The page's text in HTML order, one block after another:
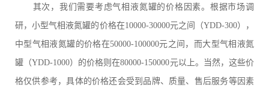
其次，我们需要考虑气相液氮罐的价格因素。根据市场调
研，小型气相液氮罐的价格在10000-30000元之间（YDD-300），
中型气相液氮罐的价格在50000-100000元之间，而大型气相液氮
罐（YDD-1000）的价格则在80000-150000元以上。当然，这些价
格仅供参考，具体的价格还会受到品牌、质量、售后服务等因素